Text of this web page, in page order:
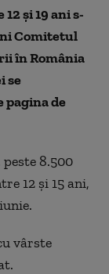
și 19 ani s-
Comitetul
în România
se
pagina de
8.500
12 și 15 ani,
vârste